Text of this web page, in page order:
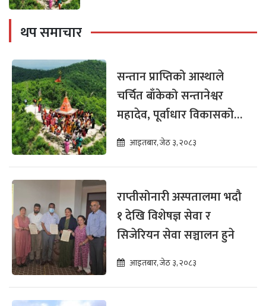
थप समाचार
सन्तान प्राप्तिको आस्थाले
चर्चित बाँकेको सन्तानेश्वर
महादेव, पूर्वाधार विकासको
पर्खाइमाआइतबार, जेठ ३, २०८३
राप्तीसोनारी अस्पतालमा भदौ
१ देखि विशेषज्ञ सेवा र
सिजेरियन सेवा सञ्चालन हुने
आइतबार, जेठ ३, २०८३